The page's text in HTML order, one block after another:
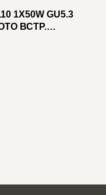
1X50W GU5.3
ВСТР.